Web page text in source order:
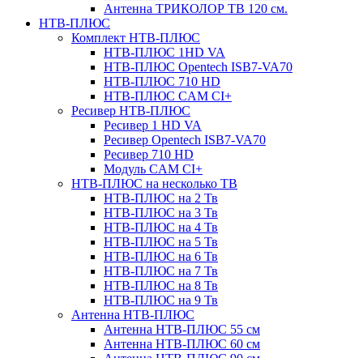
Антенна ТРИКОЛОР ТВ 120 см.
НТВ-ПЛЮС
Комплект НТВ-ПЛЮС
НТВ-ПЛЮС 1HD VA
НТВ-ПЛЮС Opentech ISB7-VA70
НТВ-ПЛЮС 710 HD
НТВ-ПЛЮС CAM CI+
Ресивер НТВ-ПЛЮС
Ресивер 1 HD VA
Ресивер Opentech ISB7-VA70
Ресивер 710 HD
Модуль CAM CI+
НТВ-ПЛЮС на несколько ТВ
НТВ-ПЛЮС на 2 Тв
НТВ-ПЛЮС на 3 Тв
НТВ-ПЛЮС на 4 Тв
НТВ-ПЛЮС на 5 Тв
НТВ-ПЛЮС на 6 Тв
НТВ-ПЛЮС на 7 Тв
НТВ-ПЛЮС на 8 Тв
НТВ-ПЛЮС на 9 Тв
Антенна НТВ-ПЛЮС
Антенна НТВ-ПЛЮС 55 см
Антенна НТВ-ПЛЮС 60 см